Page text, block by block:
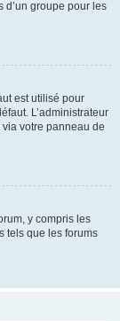
d’un groupe pour les
est utilisé pour
L’administrateur
votre panneau de
y compris les
tels que les forums